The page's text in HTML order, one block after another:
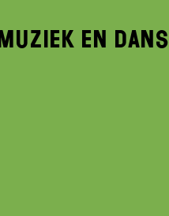
Muziek en dans